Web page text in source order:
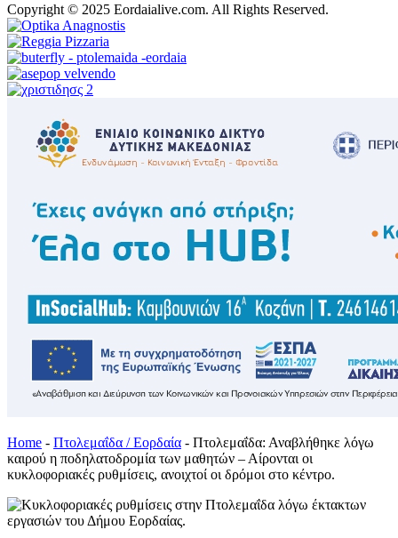
Copyright © 2025 Eordaialive.com. All Rights Reserved.
Home - Πτολεμαΐδα / Εορδαία - Πτολεμαΐδα: Αναβλήθηκε λόγω
καιρού η ποδηλατοδρομία των μαθητών – Αίρονται οι
κυκλοφοριακές ρυθμίσεις, ανοιχτοί οι δρόμοι στο κέντρο.